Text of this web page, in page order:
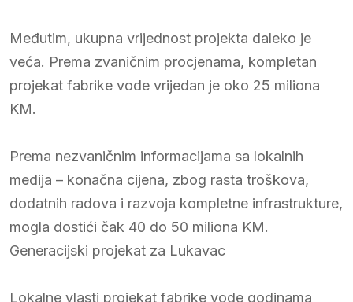
Međutim, ukupna vrijednost projekta daleko je
veća. Prema zvaničnim procjenama, kompletan
projekat fabrike vode vrijedan je oko 25 miliona
KM.
Prema nezvaničnim informacijama sa lokalnih
medija – konačna cijena, zbog rasta troškova,
dodatnih radova i razvoja kompletne infrastrukture,
mogla dostići čak 40 do 50 miliona KM.
Generacijski projekat za Lukavac
Lokalne vlasti projekat fabrike vode godinama